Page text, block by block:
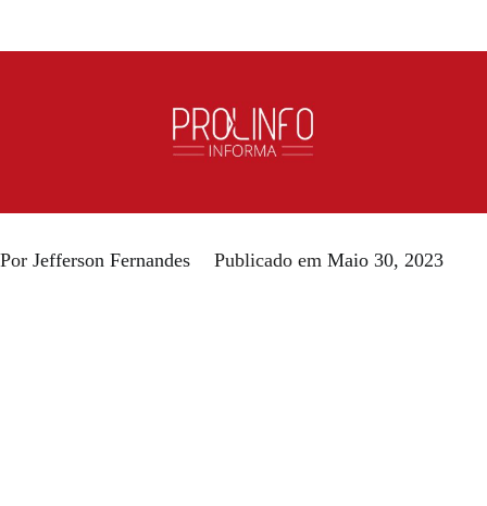
Por Jefferson Fernandes Publicado em Maio 30, 2023